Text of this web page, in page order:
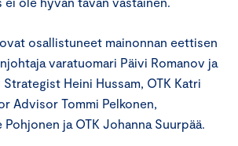
osallistuneet mainonnan eettisen
varatuomari Päivi Romanov ja
Heini Hussam, OTK Katri
Advisor Tommi Pelkonen,
ja OTK Johanna Suurpää.